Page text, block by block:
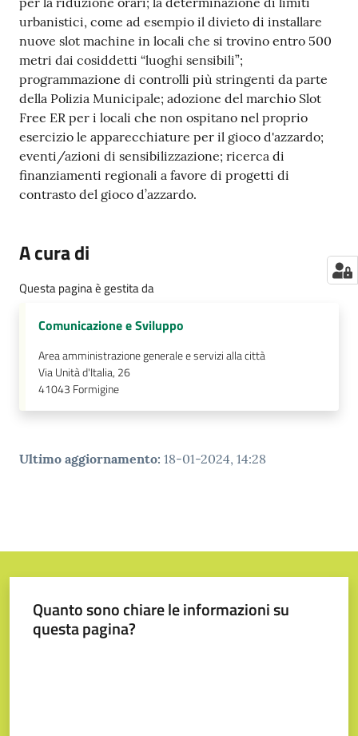
urbanistici, come ad esempio il divieto di installare
nuove slot machine in locali che si trovino entro 500
metri dai cosiddetti “luoghi sensibili”;
programmazione di controlli più stringenti da parte
della Polizia Municipale; adozione del marchio Slot
Free ER per i locali che non ospitano nel proprio
esercizio le apparecchiature per il gioco d'azzardo;
eventi/azioni di sensibilizzazione; ricerca di
finanziamenti regionali a favore di progetti di
contrasto del gioco d’azzardo.
A cura di
Questa pagina è gestita da
Comunicazione e Sviluppo
Area amministrazione generale e servizi alla città
Via Unità d'Italia, 26
41043 Formigine
Ultimo aggiornamento: 18-01-2024, 14:28
Quanto sono chiare le informazioni su
questa pagina?